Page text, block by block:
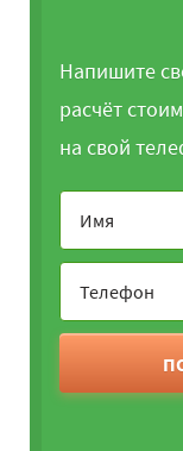
Напишите
расчёт
на свой